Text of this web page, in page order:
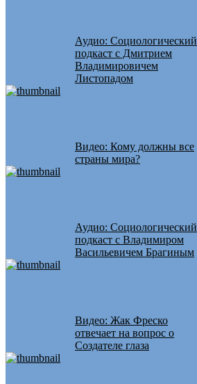
Аудио: Социологический
подкаст с Дмитрием
Владимировичем
Листопадом
Видео: Кому должны все
страны мира?
Аудио: Социологический
подкаст с Владимиром
Васильевичем Брагиным
Видео: Жак Фреско
отвечает на вопрос о
Создателе глаза